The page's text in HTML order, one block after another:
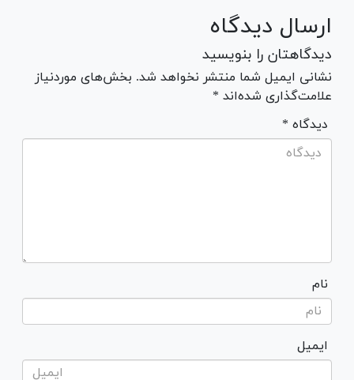
ارسال دیدگاه
دیدگاهتان را بنویسید
نشانی ایمیل شما منتشر نخواهد شد. بخش‌های موردنیاز
علامت‌گذاری شده‌اند *
* دیدگاه
نام
ایمیل